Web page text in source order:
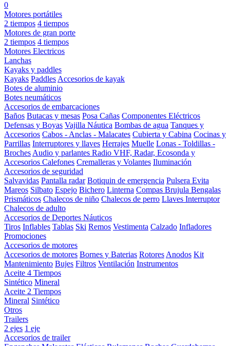
0
Motores portátiles
2 tiempos 4 tiempos
Motores de gran porte
2 tiempos 4 tiempos
Motores Electricos
Lanchas
Kayaks y paddles
Kayaks Paddles Accesorios de kayak
Botes de aluminio
Botes neumáticos
Accesorios de embarcaciones
Baños Butacas y mesas Posa Cañas Componentes Eléctricos
Defensas y Boyas Vajilla Náutica Bombas de agua Tanques y
Accesorios Cabos - Anclas - Malacates Cubierta y Cabina Cocinas y
Parrillas Interruptores y llaves Herrajes Muelle Lonas - Toldillas -
Broches Audio y parlantes Radio VHF, Radar, Ecosonda y
Accesorios Calefones Cremalleras y Volantes Iluminación
Accesorios de seguridad
Salvavidas Pantalla radar Botiquin de emergencia Pulsera Evita
Mareos Silbato Espejo Bichero Linterna Compas Brujula Bengalas
Prismáticos Chalecos de niño Chalecos de perro Llaves Interruptor
Chalecos de adulto
Accesorios de Deportes Náuticos
Tiros Inflables Tablas Ski Remos Vestimenta Calzado Infladores
Promociones
Accesorios de motores
Accesorios de motores Bornes y Baterias Rotores Anodos Kit
Mantenimiento Bujes Filtros Ventilación Instrumentos
Aceite 4 Tiempos
Sintético Mineral
Aceite 2 Tiempos
Mineral Sintético
Otros
Trailers
2 ejes 1 eje
Accesorios de trailer